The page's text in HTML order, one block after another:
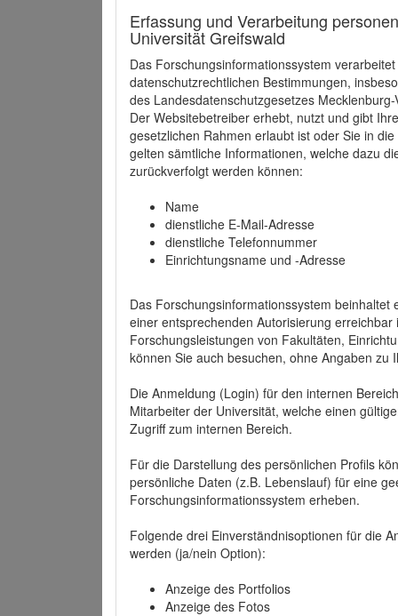
Erfassung und Verarbeitung
Universität Greifswald
Das Forschungsinformationssystem
datenschutzrechtlichen Bestimmungen,
des Landesdatenschutzgesetzes
Der Websitebetreiber erhebt, nutzt und gibt
gesetzlichen Rahmen erlaubt ist oder Sie in
gelten sämtliche Informationen, welche dazu
zurückverfolgt werden können:
Name
dienstliche E-Mail-Adresse
dienstliche Telefonnummer
Einrichtungsname und -Adresse
Das Forschungsinformationssystem beinhaltet
einer entsprechenden Autorisierung
Forschungsleistungen von Fakultäten,
können Sie auch besuchen, ohne Angaben zu
Die Anmeldung (Login) für den internen
Mitarbeiter der Universität, welche einen
Zugriff zum internen Bereich.
Für die Darstellung des persönlichen Profils
persönliche Daten (z.B. Lebenslauf) für eine
Forschungsinformationssystem erheben.
Folgende drei Einverständnisoptionen für die
werden (ja/nein Option):
Anzeige des Portfolios
Anzeige des Fotos